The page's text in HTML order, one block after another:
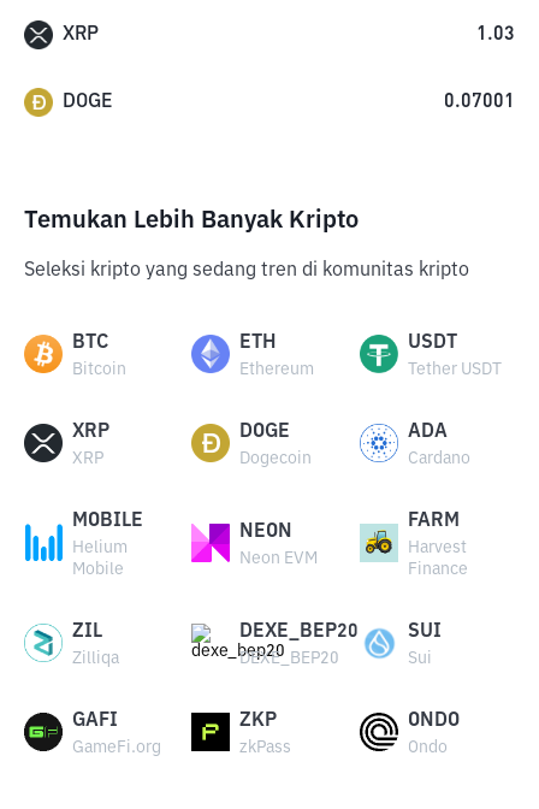
XRP 1.03
DOGE 0.07001
Temukan Lebih Banyak Kripto
Seleksi kripto yang sedang tren di komunitas kripto
BTC
Bitcoin
ETH
Ethereum
USDT
Tether USDT
XRP
XRP
DOGE
Dogecoin
ADA
Cardano
MOBILE
Helium
Mobile
NEON
Neon EVM
FARM
Harvest
Finance
ZIL
Zilliqa
DEXE_BEP20
DEXE_BEP20
SUI
Sui
GAFI
GameFi.org
ZKP
zkPass
ONDO
Ondo